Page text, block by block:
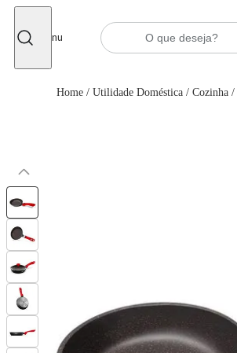
Menu
Home / Utilidade Doméstica / Cozinha /